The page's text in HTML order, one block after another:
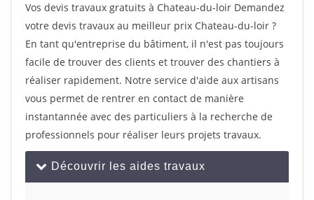
Vos devis travaux gratuits à Chateau-du-loir Demandez
votre devis travaux au meilleur prix Chateau-du-loir ?
En tant qu'entreprise du bâtiment, il n'est pas toujours
facile de trouver des clients et trouver des chantiers à
réaliser rapidement. Notre service d'aide aux artisans
vous permet de rentrer en contact de manière
instantannée avec des particuliers à la recherche de
professionnels pour réaliser leurs projets travaux.